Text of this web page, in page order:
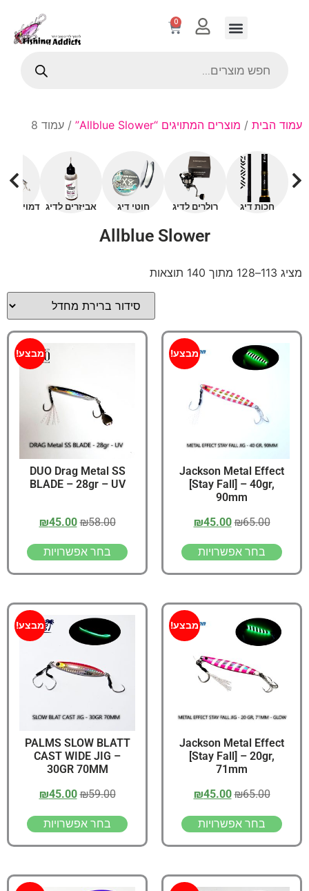
0
עמוד הבית / מוצרים המתויגים “Allblue Slower” / עמוד 8
חכות דיג רולרים לדיג חוטי דיג אביזרים לדיג דמויים
Allblue Slower
מציג 113–128 מתוך 140 תוצאות
מבצע!
Jackson Metal Effect
[Stay Fall] – 40gr,
90mm
₪65.00
₪45.00
בחר אפשרויות
מבצע!
DUO Drag Metal SS
BLADE – 28gr – UV
₪58.00
₪45.00
בחר אפשרויות
מבצע!
Jackson Metal Effect
[Stay Fall] – 20gr,
71mm
₪65.00
₪45.00
בחר אפשרויות
מבצע!
PALMS SLOW BLATT
CAST WIDE JIG –
30GR 70MM
₪59.00
₪45.00
בחר אפשרויות